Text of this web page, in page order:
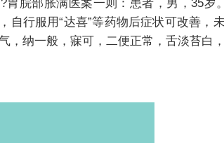
胃脘部胀满医案一则：患者，男，35
行服用“达喜”等药物后症状可改善，
纳一般，寐可，二便正常，舌淡苔白，